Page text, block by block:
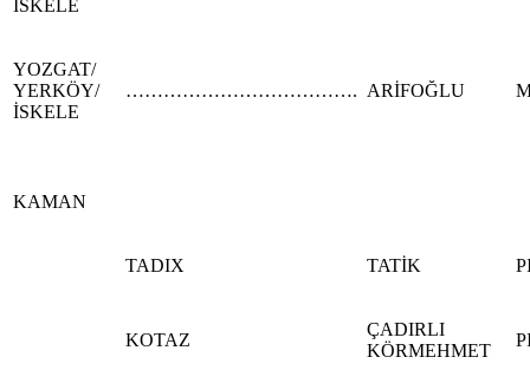
İSKELE
YOZGAT/
YERKÖY/
İSKELE
………………………………. ARİFOĞLU
KAMAN
TADIX TATİK
KOTAZ
ÇADIRLI
KÖRMEHMET